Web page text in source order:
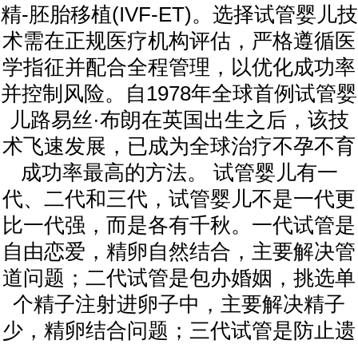
精-胚胎移植(IVF-ET)。选择试管婴儿技
术需在正规医疗机构评估，严格遵循医
学指征并配合全程管理，以优化成功率
并控制风险。自1978年全球首例试管婴
儿路易丝·布朗在英国出生之后，该技
术飞速发展，已成为全球治疗不孕不育
成功率最高的方法。 试管婴儿有一
代、二代和三代，试管婴儿不是一代更
比一代强，而是各有千秋。一代试管是
自由恋爱，精卵自然结合，主要解决管
道问题；二代试管是包办婚姻，挑选单
个精子注射进卵子中，主要解决精子
少，精卵结合问题；三代试管是防止遗